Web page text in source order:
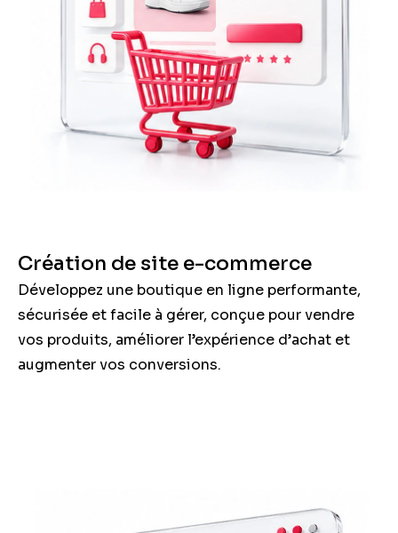
Création de site e-commerce
Développez une boutique en ligne performante,
sécurisée et facile à gérer, conçue pour vendre
vos produits, améliorer l’expérience d’achat et
augmenter vos conversions.